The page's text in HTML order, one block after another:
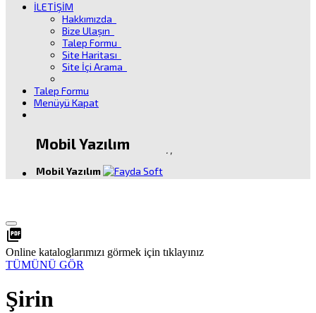
İLETİŞİM
Hakkımızda
Bize Ulaşın
Talep Formu
Site Haritası
Site İçi Arama
Talep Formu
Menüyü Kapat
Mobil Yazılım
Mobil Yazılım
. ,
picture_as_pdf
Online kataloglarımızı görmek için tıklayınız
TÜMÜNÜ GÖR
Şirin